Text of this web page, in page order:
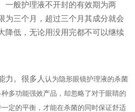
一般护理液不开封的有效期为两
为三个月，超过三个月其成分就会
降低，无论用没用完都不可以继续
力。很多人 认为隐形眼镜护理液的杀菌
多功能强效产品，却忽略了对于眼睛的
定的平衡，才能在杀菌的同时保证舒适